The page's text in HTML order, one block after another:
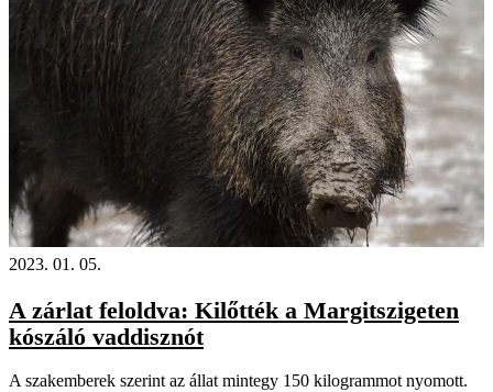
2023. 01. 05.
A zárlat feloldva: Kilőtték a Margitszigeten
kószáló vaddisznót
A szakemberek szerint az állat mintegy 150 kilogrammot nyomott.